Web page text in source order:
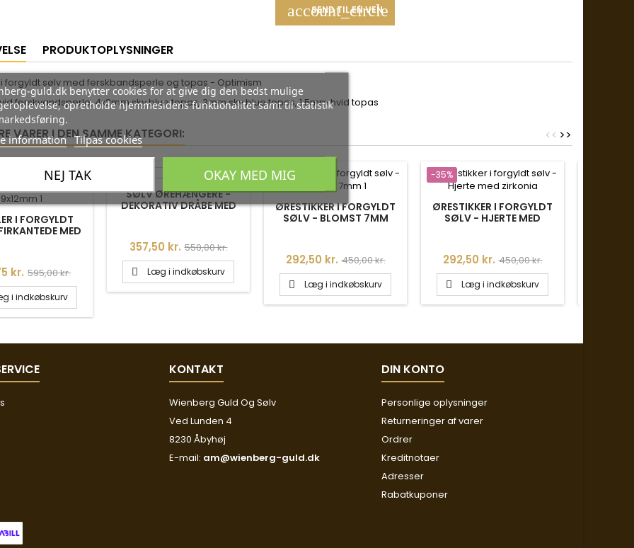
account_circle
SEND TIL EN VEN
PRODUKTOPLYSNINGER
forgyldt sølv med ferskbandsperle og topas - Optimism
ferskvandsperle, 4x2mm sky blue topas, 3mm sky blue topas, 1,5mm hvid topas
VARER I DEN SAMME KATEGORI: >>
<<
I FORGYLDT
MED
kr. Normalpris
595,00 kr.
i indkøbskurv
SØLV ØREHÆNGERE -
DEKORATIV DRÅBE MED
Pris
357,50 kr. Normalpris
550,00 kr.
 Læg i indkøbskurv
-35%
ØRESTIKKER I FORGYLDT
SØLV - BLOMST 7MM
Pris
292,50 kr. Normalpris
450,00 kr.
 Læg i indkøbskurv
-35%
ØRESTIKKER I FORGYLDT
SØLV - HJERTE MED
Pris
292,50 kr. Normalpris
450,00 kr.
 Læg i indkøbskurv
KONTAKT
Wienberg Guld Og Sølv
Ved Lunden 4
8230 Åbyhøj
E-mail: am@wienberg-guld.dk
DIN KONTO
Personlige oplysninger
Returneringer af varer
Ordrer
Kreditnotaer
Adresser
Rabatkuponer
guld.dk benytter cookies for at give dig den bedst mulige
opretholde hjemmesidens funktionalitet samt til statistik
information Tilpas cookies
NEJ TAK OKAY MED MIG